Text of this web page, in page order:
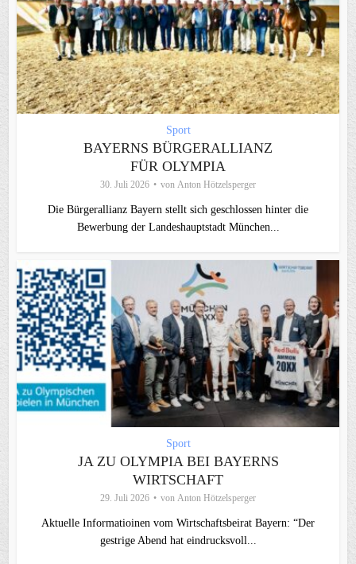
Sport
BAYERNS BÜRGERALLIANZ
FÜR OLYMPIA
30. Juli 2026 von Anton Hötzelsperger
Die Bürgerallianz Bayern stellt sich geschlossen hinter die
Bewerbung der Landeshauptstadt München...
Sport
JA ZU OLYMPIA BEI BAYERNS
WIRTSCHAFT
29. Juli 2026 von Anton Hötzelsperger
Aktuelle Informatioinen vom Wirtschaftsbeirat Bayern: “Der
gestrige Abend hat eindrucksvoll...